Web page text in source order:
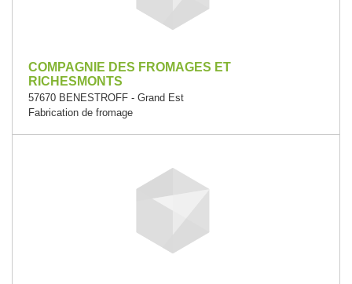
COMPAGNIE DES FROMAGES ET
RICHESMONTS
57670 BENESTROFF - Grand Est
Fabrication de fromage